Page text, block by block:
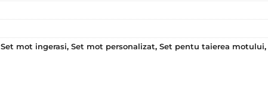
Set mot ingerasi, Set mot personalizat, Set pentu taierea motului,